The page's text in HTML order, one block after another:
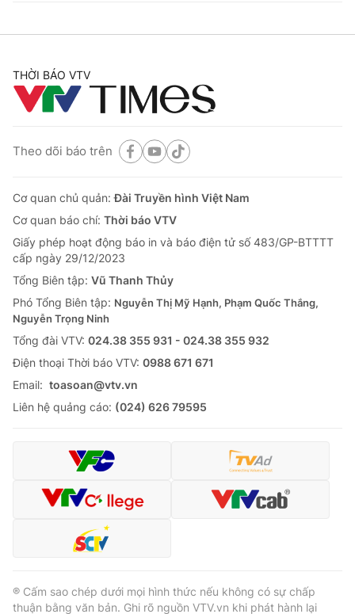
THỜI BÁO VTV
Theo dõi báo trên
Cơ quan chủ quản:Đài Truyền hình Việt Nam
Cơ quan báo chí: Thời báo VTV
Giấy phép hoạt động báo in và báo điện tử số 483/GP-BTTTT
cấp ngày 29/12/2023
Tổng Biên tập: Vũ Thanh Thủy
Phó Tổng Biên tập: Nguyễn Thị Mỹ Hạnh, Phạm Quốc Thắng,
Nguyễn Trọng Ninh
Tổng đài VTV: 024.38 355 931 - 024.38 355 932
Ðiện thoại Thời báo VTV: 0988 671 671
Email: toasoan@vtv.vn
Liên hệ quảng cáo: (024) 626 79595
® Cấm sao chép dưới mọi hình thức nếu không có sự chấp
thuận bằng văn bản. Ghi rõ nguồn VTV.vn khi phát hành lại